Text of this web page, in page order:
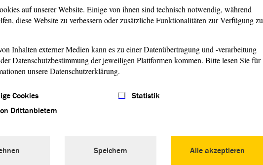
zu den Themen Antisemitismus, Migration, Umgang
für Parlamentarismus undDemokratiesowie
Präsidenten
Sobotkaerklärte hinsichtlich seines Besuchs: „Die
an den Parlamenten, das Vertrauen der Bevölkerung in
wieder zu stärken, daher bin ich über jeden
dabei hilft,
auf unserer Website. Einige von ihnen sind technisch notwendig, während
diese Website zu verbessern oder zusätzliche Funktionalitäten zur Verfügung zu
Inhalten externer Medien kann es zu einer Datenübertragung und -verarbeitung
Datenschutzbestimmung der jeweiligen Plattformen kommen. Bitte lesen Sie für
unsere Datenschutzerklärung.
Cookies
Statistik
Drittanbietern
Alle akzeptieren
Speichern